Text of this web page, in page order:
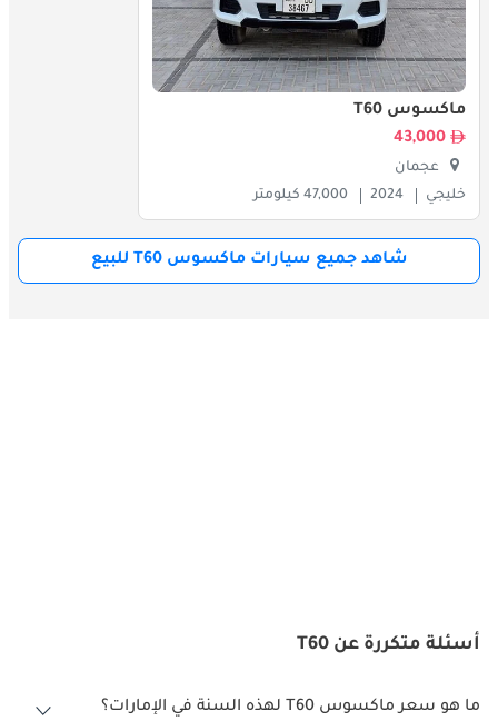
المنافسين
ماكسوس T60
43,000
عجمان
خليجي
2024 47,000 كيلومتر
شاهد جميع سيارات ماكسوس T60 للبيع
أسئلة متكررة عن T60
ما هو سعر ماكسوس T60 لهذه السنة في الإمارات؟